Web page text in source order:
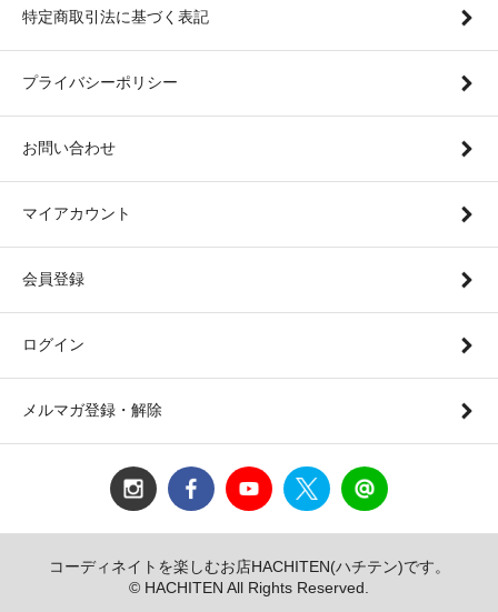
特定商取引法に基づく表記
プライバシーポリシー
お問い合わせ
マイアカウント
会員登録
ログイン
メルマガ登録・解除
コーディネイトを楽しむお店HACHITEN(ハチテン)です。
© HACHITEN All Rights Reserved.